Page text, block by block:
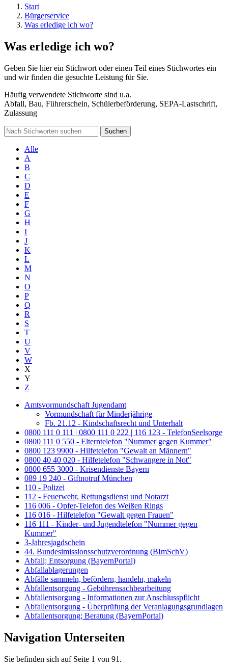
Start
Bürgerservice
Was erledige ich wo?
Was erledige ich wo?
Geben Sie hier ein Stichwort oder einen Teil eines Stichwortes ein
und wir finden die gesuchte Leistung für Sie.
Häufig verwendete Stichworte sind u.a.
Abfall, Bau, Führerschein, Schülerbeförderung, SEPA-Lastschrift,
Zulassung
Suchen
Alle
A
B
C
D
E
F
G
H
I
J
K
L
M
N
O
P
Q
R
S
T
U
V
W
X
Y
Z
Amtsvormundschaft Jugendamt
Vormundschaft für Minderjährige
Fb. 21.12 - Kindschaftsrecht und Unterhalt
0800 111 0 111 | 0800 111 0 222 | 116 123 - TelefonSeelsorge
0800 111 0 550 - Elterntelefon "Nummer gegen Kummer"
0800 123 9900 - Hilfetelefon "Gewalt an Männern"
0800 40 40 020 - Hilfetelefon "Schwangere in Not"
0800 655 3000 - Krisendienste Bayern
089 19 240 - Giftnotruf München
110 - Polizei
112 - Feuerwehr, Rettungsdienst und Notarzt
116 006 - Opfer-Telefon des Weißen Rings
116 016 - Hilfetelefon "Gewalt gegen Frauen"
116 111 - Kinder- und Jugendtelefon "Nummer gegen
Kummer"
3-Jahresjagdschein
44. Bundesimissionsschutzverordnung (BImSchV)
Abfall; Entsorgung (BayernPortal)
Abfallablagerungen
Abfälle sammeln, befördern, handeln, makeln
Abfallentsorgung - Gebührensachbearbeitung
Abfallentsorgung - Informationen zur Anschlusspflicht
Abfallentsorgung - Überprüfung der Veranlagungsgrundlagen
Abfallentsorgung; Beratung (BayernPortal)
Navigation Unterseiten
Sie befinden sich auf Seite 1 von 91.